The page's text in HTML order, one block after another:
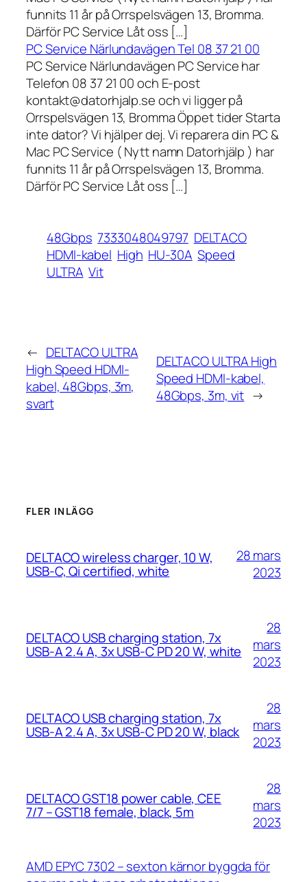
funnits 11 år på Orrspelsvägen 13, Bromma.
Därför PC Service Låt oss […]
PC Service Närlundavägen Tel 08 37 21 00
PC Service Närlundavägen PC Service har
Telefon 08 37 21 00 och E-post
kontakt@datorhjalp.se och vi ligger på
Orrspelsvägen 13, Bromma Öppet tider Starta
inte dator? Vi hjälper dej. Vi reparera din PC &
Mac PC Service ( Nytt namn Datorhjälp ) har
funnits 11 år på Orrspelsvägen 13, Bromma.
Därför PC Service Låt oss […]
48Gbps 7333048049797 DELTACO
HDMI-kabel High HU-30A Speed
ULTRA Vit
← DELTACO ULTRA
High Speed HDMI-
kabel, 48Gbps, 3m,
svart
DELTACO ULTRA High
Speed HDMI-kabel,
48Gbps, 3m, vit →
FLER INLÄGG
DELTACO wireless charger, 10 W,
USB-C, Qi certified, white
28 mars
2023
DELTACO USB charging station, 7x
USB-A 2.4 A, 3x USB-C PD 20 W, white
28
mars
2023
DELTACO USB charging station, 7x
USB-A 2.4 A, 3x USB-C PD 20 W, black
28
mars
2023
DELTACO GST18 power cable, CEE
7/7 – GST18 female, black, 5m
28
mars
2023
AMD EPYC 7302 – sexton kärnor byggda för